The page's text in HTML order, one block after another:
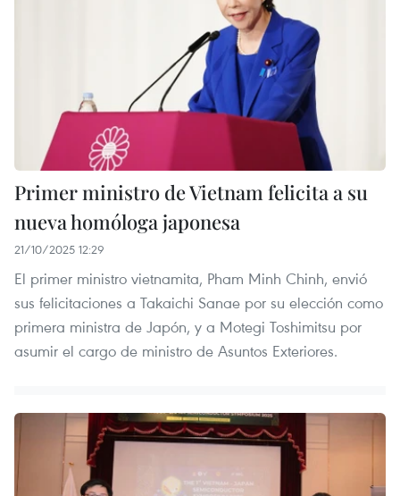
Primer ministro de Vietnam felicita a su
nueva homóloga japonesa
21/10/2025 12:29
El primer ministro vietnamita, Pham Minh Chinh, envió
sus felicitaciones a Takaichi Sanae por su elección como
primera ministra de Japón, y a Motegi Toshimitsu por
asumir el cargo de ministro de Asuntos Exteriores.